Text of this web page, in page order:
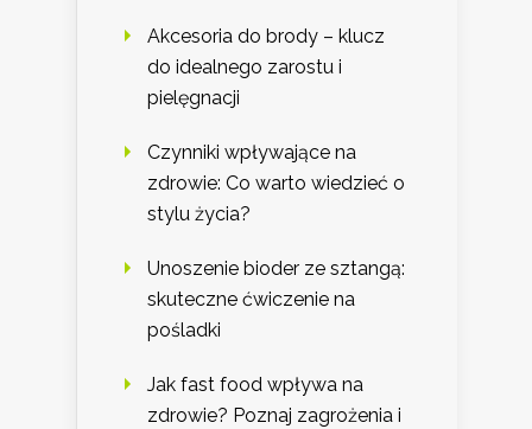
Akcesoria do brody – klucz
do idealnego zarostu i
pielęgnacji
Czynniki wpływające na
zdrowie: Co warto wiedzieć o
stylu życia?
Unoszenie bioder ze sztangą:
skuteczne ćwiczenie na
pośladki
Jak fast food wpływa na
zdrowie? Poznaj zagrożenia i